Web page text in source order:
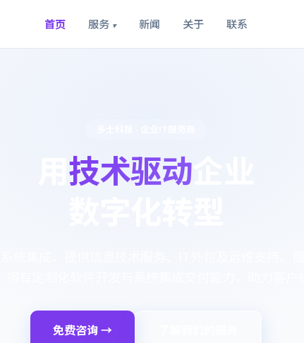
首页 服务 ▾ 新闻 关于 联系
技术驱动
免费咨询 →